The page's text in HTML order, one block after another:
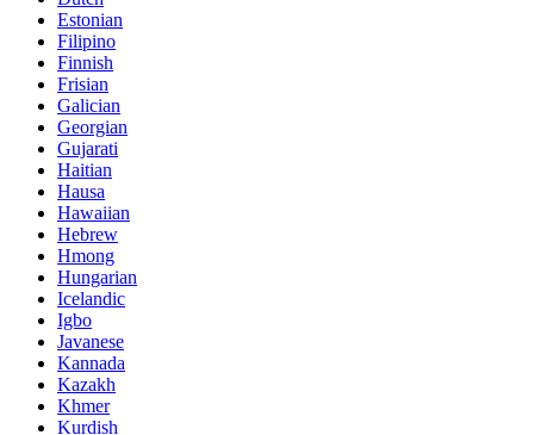
Estonian
Filipino
Finnish
Frisian
Galician
Georgian
Gujarati
Haitian
Hausa
Hawaiian
Hebrew
Hmong
Hungarian
Icelandic
Igbo
Javanese
Kannada
Kazakh
Khmer
Kurdish